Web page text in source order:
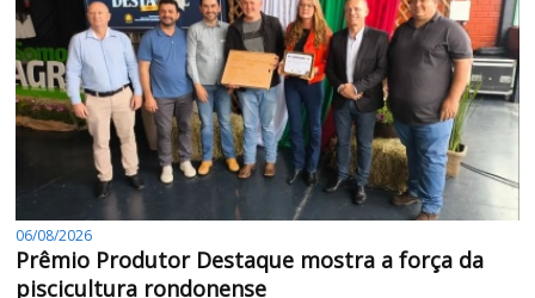
06/08/2026
Prêmio Produtor Destaque mostra a força da
piscicultura rondonense